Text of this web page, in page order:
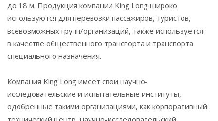
до 18 м. Продукция компании King Long широко
используются для перевозки пассажиров, туристов,
всевозможных групп/организаций, также используется
в качестве общественного транспорта и транспорта
специального назначения.
Компания King Long имеет свои научно-
исследовательские и испытательные институты,
одобренные такими организациями, как корпоративный
технический центр, научно-исследовательский